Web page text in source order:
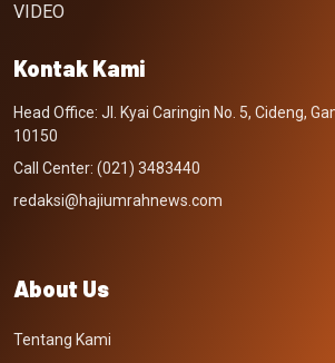
VIDEO
Kontak Kami
Head Office: Jl. Kyai Caringin No. 5, Cideng,
10150
Call Center: (021) 3483440
redaksi@hajiumrahnews.com
About Us
Tentang Kami